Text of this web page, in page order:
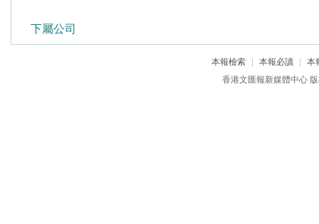
下屬公司
本報檢索 本報必讀
本
香港文匯報新媒體中心